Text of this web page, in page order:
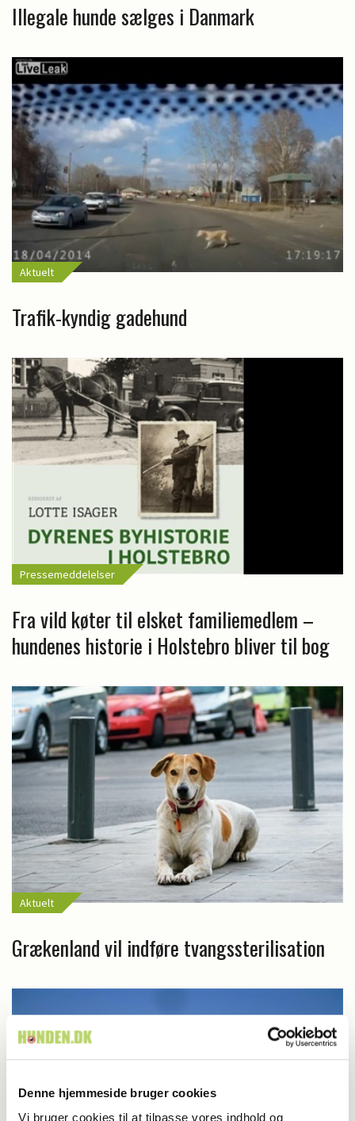
Denne hjemmeside bruger cookies
Vi bruger cookies til at tilpasse vores indhold og
Illegale hunde sælges i Danmark
Aktuelt
Trafik-kyndig gadehund
Pressemeddelelser
Fra vild køter til elsket familiemedlem –
hundenes historie i Holstebro bliver til bog
Aktuelt
Grækenland vil indføre tvangssterilisation